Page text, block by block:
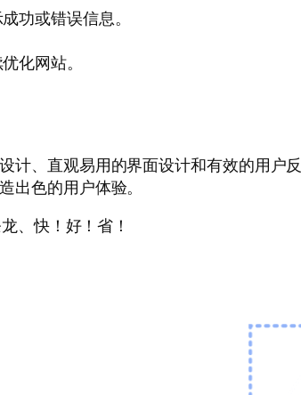
功或错误信息。
化网站。
计、直观易用的界面设计和有效的用户
出色的用户体验。
、快！好！省！